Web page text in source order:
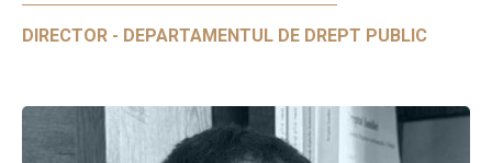
DIRECTOR - DEPARTAMENTUL DE DREPT PUBLIC